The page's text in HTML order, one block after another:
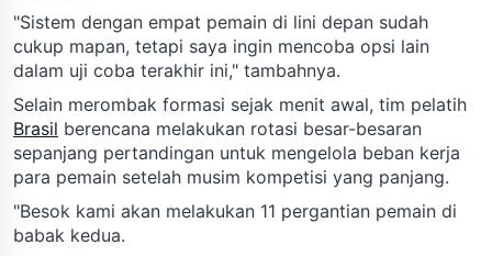
"Sistem dengan empat pemain di lini depan sudah
cukup mapan, tetapi saya ingin mencoba opsi lain
dalam uji coba terakhir ini," tambahnya.
Selain merombak formasi sejak menit awal, tim pelatih
Brasil berencana melakukan rotasi besar-besaran
sepanjang pertandingan untuk mengelola beban kerja
para pemain setelah musim kompetisi yang panjang.
"Besok kami akan melakukan 11 pergantian pemain di
babak kedua.